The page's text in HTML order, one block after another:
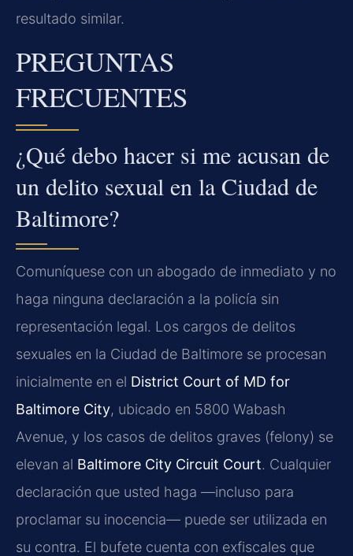
resultado similar.
PREGUNTAS
FRECUENTES
¿Qué debo hacer si me acusan de
un delito sexual en la Ciudad de
Baltimore?
Comuníquese con un abogado de inmediato y no
haga ninguna declaración a la policía sin
representación legal. Los cargos de delitos
sexuales en la Ciudad de Baltimore se procesan
inicialmente en el District Court of MD for
Baltimore City, ubicado en 5800 Wabash
Avenue, y los casos de delitos graves (felony) se
elevan al Baltimore City Circuit Court. Cualquier
declaración que usted haga —incluso para
proclamar su inocencia— puede ser utilizada en
su contra. El bufete cuenta con exfiscales que